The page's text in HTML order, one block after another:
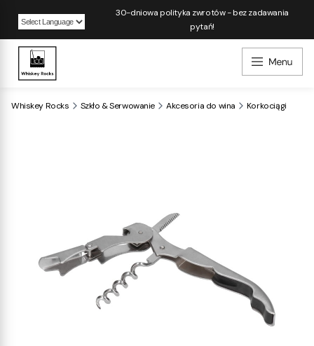
Powered by
30-dniowa polityka zwrotów - bez zadawania
pytań!
Whiskey Rocks Szkło & Serwowanie Akcesoria do wina Korkociągi